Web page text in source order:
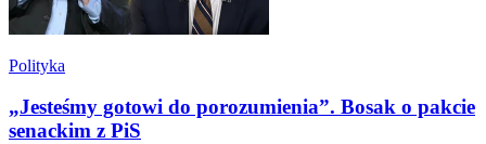
Polityka
„Jesteśmy gotowi do porozumienia”. Bosak o pakcie
senackim z PiS